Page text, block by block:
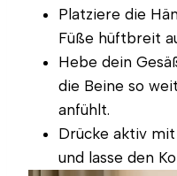
Platziere die
Füße hüftbreit
Hebe dein
die Beine so
anfühlt.
Drücke aktiv
und lasse den